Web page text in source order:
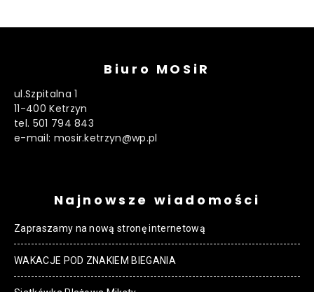
Biuro MOSiR
ul.Szpitalna 1
11-400 Ketrzyn
tel. 501 794 843
e-mail: mosir.ketrzyn@wp.pl
Najnowsze wiadomości
Zapraszamy na nową stronę internetową
WAKACJE POD ZNAKIEM BIEGANIA